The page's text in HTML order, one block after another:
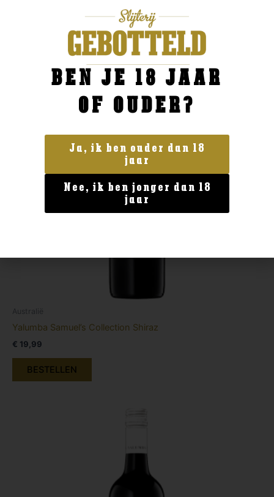
Australië
Yalumba Samuel’s Collection Shiraz
€ 19,99
BESTELLEN
BEN JE 18 JAAR
OF OUDER?
Ja, ik ben ouder dan 18
jaar
Nee, ik ben jonger dan 18
jaar